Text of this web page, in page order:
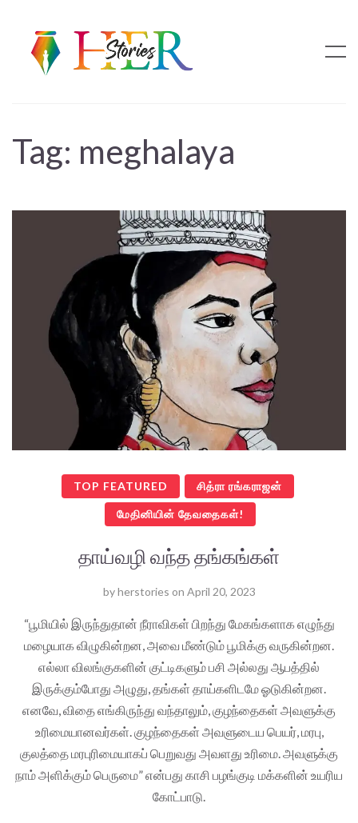
Tag: meghalaya
TOP FEATURED சித்ரா ரங்கராஜன்
மேதினியின் தேவதைகள்!
தாய்வழி வந்த தங்கங்கள்
byherstories on April 20, 2023
“பூமியில் இருந்துதான் நீராவிகள் பிறந்து மேகங்களாக எழுந்து
மழையாக விழுகின்றன, அவை மீண்டும் பூமிக்கு வருகின்றன.
எல்லா விலங்குகளின் குட்டிகளும் பசி அல்லது ஆபத்தில்
இருக்கும்போது அழுது, தங்கள் தாய்களிடமே ஓடுகின்றன.
எனவே, விதை எங்கிருந்து வந்தாலும், குழந்தைகள் அவளுக்கு
உரிமையானவர்கள். குழந்தைகள் அவளுடைய பெயர், மரபு,
குலத்தை மரபுரிமையாகப் பெறுவது அவளது உரிமை. அவளுக்கு
நாம் அளிக்கும் பெருமை” என்பது காசி பழங்குடி மக்களின் உயரிய
கோட்பாடு.